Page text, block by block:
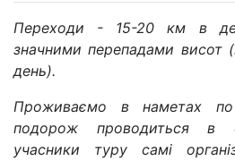
Переходи - 15-20 км в
значними перепадами висот
день).
Проживаємо в наметах
подорож проводиться в
учасники туру самі